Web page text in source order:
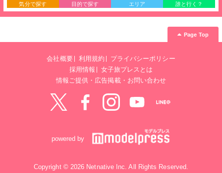
気分で探す 目的で探す エリア 誰と行く？
Page Top
会社概要 利用規約
プライバシーポリシー
採用情報
女子旅プレスとは
情報ご提供・広告掲載・お問い合わせ
powered by
Copyright © 2026 Netnative Inc. All Rights Reserved.